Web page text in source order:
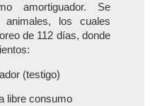
amortiguador. Se
los cuales
de 112 días, donde
(testigo)
libre consumo